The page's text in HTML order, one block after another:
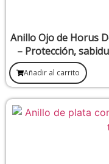
Anillo Ojo de Horus
– Protección,
visión espiritual
Añadir al carrito